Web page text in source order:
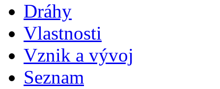
Dráhy
Vlastnosti
Vznik a vývoj
Seznam